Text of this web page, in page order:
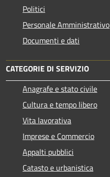
Politici
Personale Amministrativo
Documenti e dati
CATEGORIE DI SERVIZIO
Anagrafe e stato civile
Cultura e tempo libero
Vita lavorativa
Imprese e Commercio
Appalti pubblici
Catasto e urbanistica